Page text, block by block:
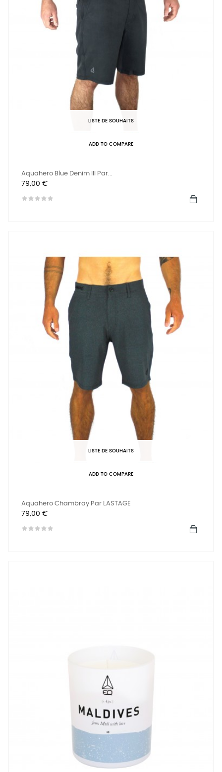
LISTE DE SOUHAITS
ADD TO COMPARE
Aquahero Blue Denim III Par...
Prix
79,00 €
LISTE DE SOUHAITS
ADD TO COMPARE
Aquahero Chambray Par LASTAGE
Prix
79,00 €